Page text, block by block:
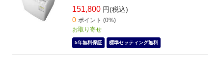
151,800 円(税込)
0 ポイント (0%)
お取り寄せ
5年無料保証 標準セッティング無料